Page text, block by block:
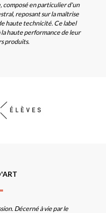
composé en particulier d'un
reposant sur la maîtrise
haute technicité. Ce label
haute performance de leur
produits.
Décerné à vie par le